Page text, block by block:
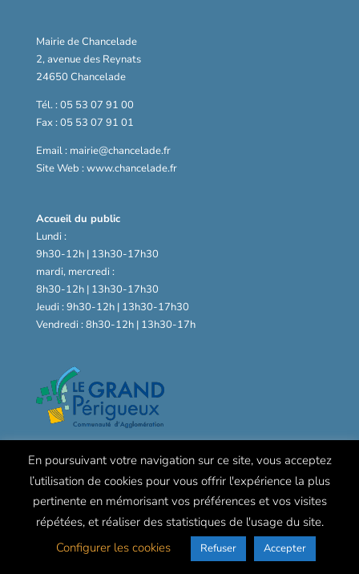
Mairie de Chancelade
2, avenue des Reynats
24650 Chancelade
Tél. : 05 53 07 91 00
Fax : 05 53 07 91 01
Email : mairie@chancelade.fr
Site Web : www.chancelade.fr
Accueil du public
Lundi :
9h30-12h | 13h30-17h30
mardi, mercredi :
8h30-12h | 13h30-17h30
Jeudi : 9h30-12h | 13h30-17h30
Vendredi : 8h30-12h | 13h30-17h
© Mairie de Chancelade - Mentions légales
En poursuivant votre navigation sur ce site, vous acceptez
l’utilisation de cookies pour vous offrir l'expérience la plus
pertinente en mémorisant vos préférences et vos visites
répétées, et réaliser des statistiques de l'usage du site.
Configurer les cookies
Refuser Accepter